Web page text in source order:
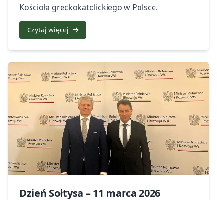
Kościoła greckokatolickiego w Polsce.
Czytaj więcej
Dzień Sołtysa – 11 marca 2026